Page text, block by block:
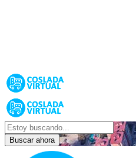
Buscar ahora